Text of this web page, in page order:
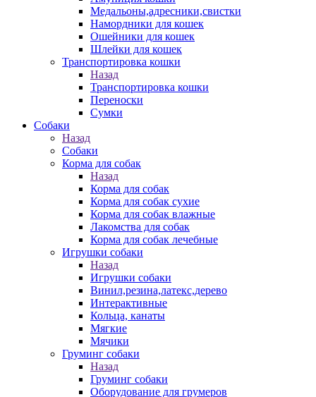
Медальоны,адресники,свистки
Намордники для кошек
Ошейники для кошек
Шлейки для кошек
Транспортировка кошки
Назад
Транспортировка кошки
Переноски
Сумки
Собаки
Назад
Собаки
Корма для собак
Назад
Корма для собак
Корма для собак сухие
Корма для собак влажные
Лакомства для собак
Корма для собак лечебные
Игрушки собаки
Назад
Игрушки собаки
Винил,резина,латекс,дерево
Интерактивные
Кольца, канаты
Мягкие
Мячики
Груминг собаки
Назад
Груминг собаки
Оборудование для грумеров